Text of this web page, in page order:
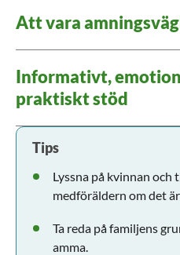
Att vara
Informativt,
praktiskt stöd
Tips
Lyssna på kvinnan
medföräldern om det
Ta reda på familjens
amma.